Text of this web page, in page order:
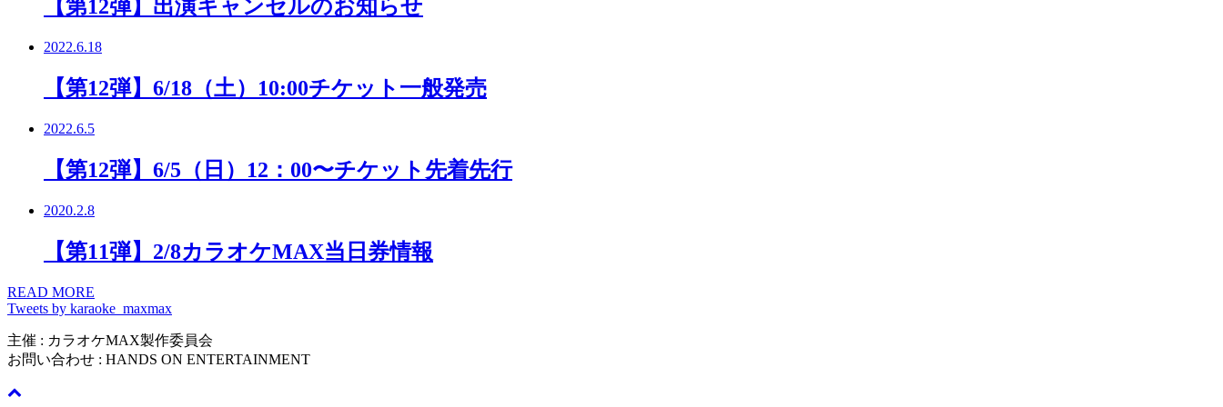
【第12弾】出演キャンセルのお知らせ
2022.6.18
【第12弾】6/18（土）10:00チケット一般発売
2022.6.5
【第12弾】6/5（日）12：00〜チケット先着先行
2020.2.8
【第11弾】2/8カラオケMAX当日券情報
READ MORE
Tweets by karaoke_maxmax
主催 : カラオケMAX製作委員会
お問い合わせ : HANDS ON ENTERTAINMENT